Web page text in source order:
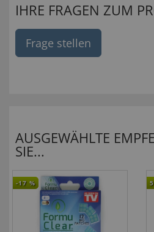
IHRE FRAGEN ZUM
Frage stellen
AUSGEWÄHLTE
SIE...
-17 % 5